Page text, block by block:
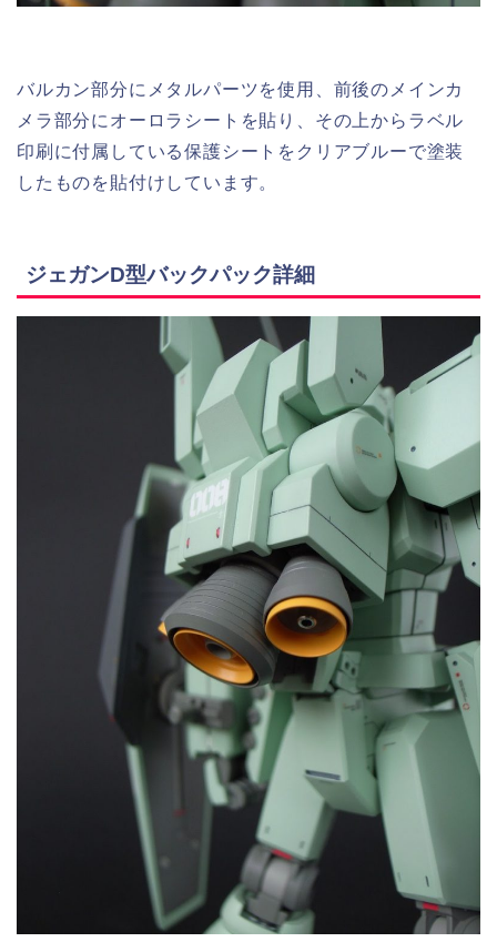
バルカン部分にメタルパーツを使用、前後のメインカ
メラ部分にオーロラシートを貼り、その上からラベル
印刷に付属している保護シートをクリアブルーで塗装
したものを貼付けしています。
ジェガンD型バックパック詳細